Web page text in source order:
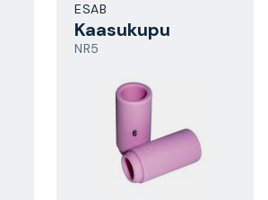
ESAB
Kaasukupu
NR5